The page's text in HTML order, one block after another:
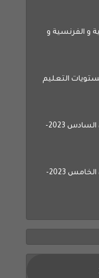
و الفرنسية و
التعليم
جميع فروض المرحلة الأولى المستوى السادس 2023-
جميع فروض المرحلة الأولى المستوى الخامس 2023-